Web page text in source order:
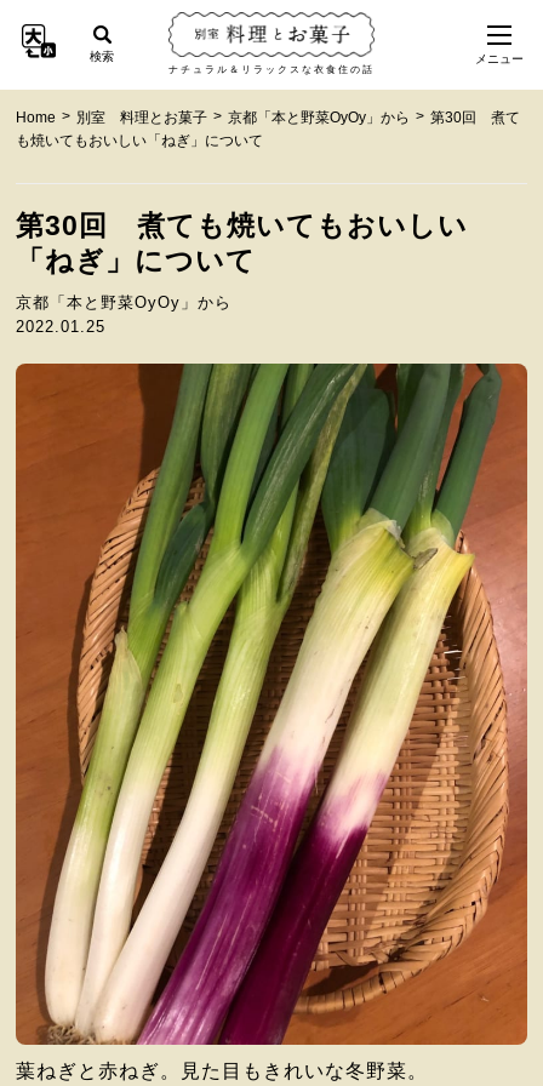
ナチュラル＆リラックスな衣食住の話
検索 メニュー
Home > 別室 料理とお菓子 > 京都「本と野菜OyOy」から > 第30回 煮て
も焼いてもおいしい「ねぎ」について
第30回 煮ても焼いてもおいしい
「ねぎ」について
京都「本と野菜OyOy」から
2022.01.25
葉ねぎと赤ねぎ。見た目もきれいな冬野菜。